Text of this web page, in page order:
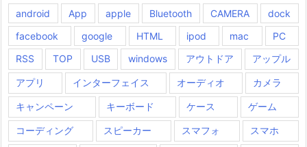
android App apple Bluetooth CAMERA
dock
facebook
google HTML ipod mac
PC
RSS
TOP USB windows アウトドア アップル
アプリ インターフェイス オーディオ カメラ
キャンペーン キーボード ケース ゲーム
コーディング スピーカー スマフォ スマホ